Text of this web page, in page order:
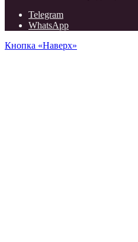
Telegram
WhatsApp
Кнопка «Наверх»